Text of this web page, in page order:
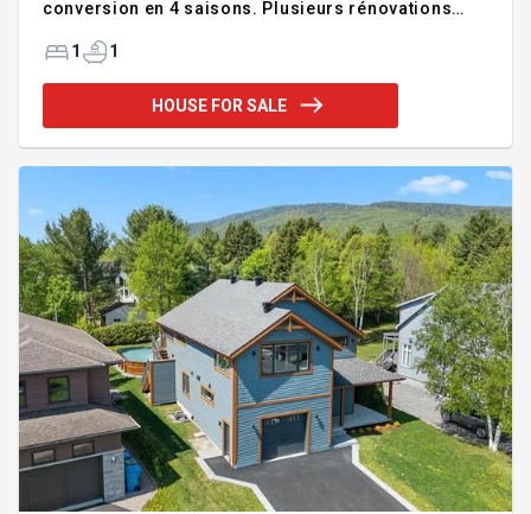
conversion en 4 saisons. Plusieurs rénovations
Anne. Installation septique non conforme.
quels.Exclusions:Effets personnels.
1 1
HOUSE FOR SALE